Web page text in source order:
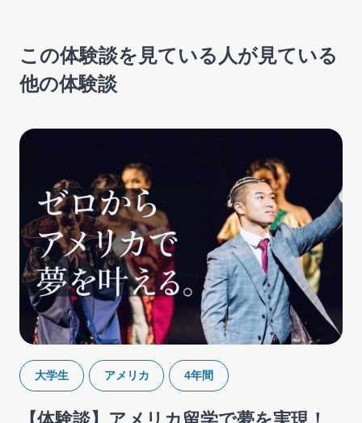
この体験談を見ている人が見ている
他の体験談
大学生 アメリカ 4年間